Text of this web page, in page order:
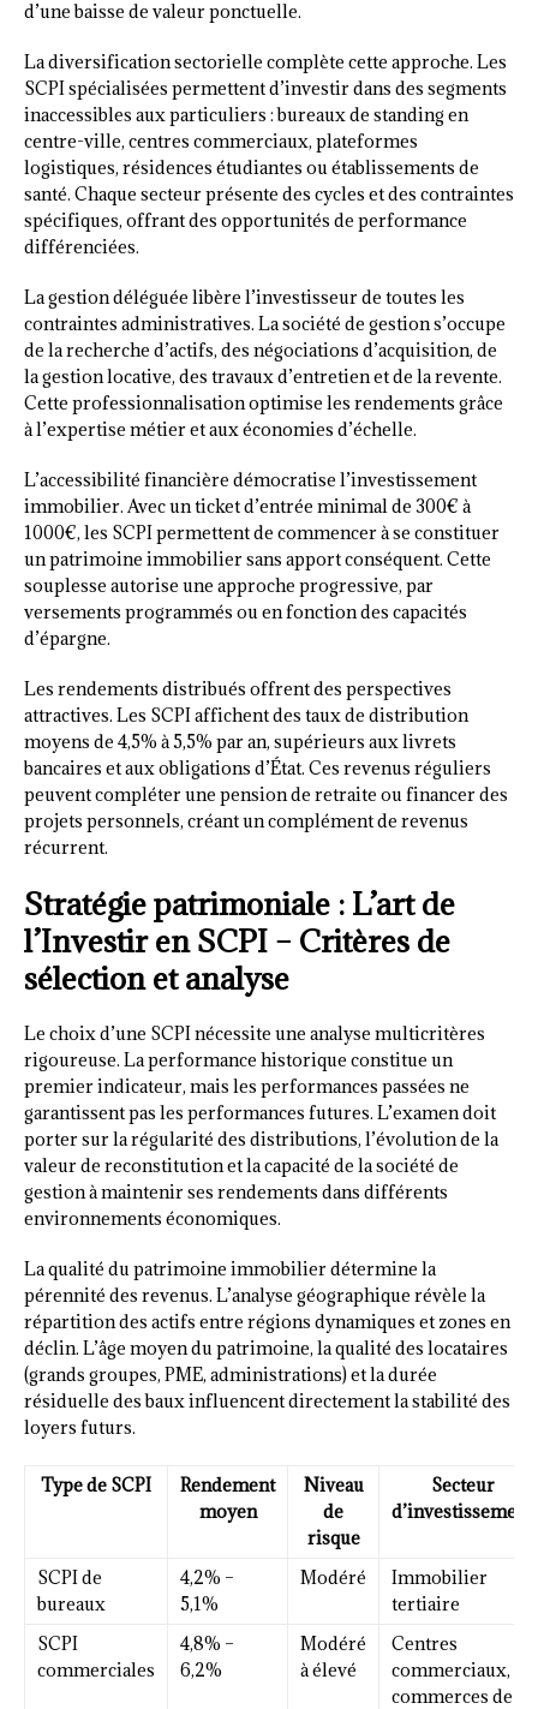
d’une baisse de valeur ponctuelle.
La diversification sectorielle complète cette approche. Les
SCPI spécialisées permettent d’investir dans des segments
inaccessibles aux particuliers : bureaux de standing en
centre-ville, centres commerciaux, plateformes
logistiques, résidences étudiantes ou établissements de
santé. Chaque secteur présente des cycles et des contraintes
spécifiques, offrant des opportunités de performance
différenciées.
La gestion déléguée libère l’investisseur de toutes les
contraintes administratives. La société de gestion s’occupe
de la recherche d’actifs, des négociations d’acquisition, de
la gestion locative, des travaux d’entretien et de la revente.
Cette professionnalisation optimise les rendements grâce
à l’expertise métier et aux économies d’échelle.
L’accessibilité financière démocratise l’investissement
immobilier. Avec un ticket d’entrée minimal de 300€ à
1000€, les SCPI permettent de commencer à se constituer
un patrimoine immobilier sans apport conséquent. Cette
souplesse autorise une approche progressive, par
versements programmés ou en fonction des capacités
d’épargne.
Les rendements distribués offrent des perspectives
attractives. Les SCPI affichent des taux de distribution
moyens de 4,5% à 5,5% par an, supérieurs aux livrets
bancaires et aux obligations d’État. Ces revenus réguliers
peuvent compléter une pension de retraite ou financer des
projets personnels, créant un complément de revenus
récurrent.
Stratégie patrimoniale : L’art de
l’Investir en SCPI – Critères de
sélection et analyse
Le choix d’une SCPI nécessite une analyse multicritères
rigoureuse. La performance historique constitue un
premier indicateur, mais les performances passées ne
garantissent pas les performances futures. L’examen doit
porter sur la régularité des distributions, l’évolution de la
valeur de reconstitution et la capacité de la société de
gestion à maintenir ses rendements dans différents
environnements économiques.
La qualité du patrimoine immobilier détermine la
pérennité des revenus. L’analyse géographique révèle la
répartition des actifs entre régions dynamiques et zones en
déclin. L’âge moyen du patrimoine, la qualité des locataires
(grands groupes, PME, administrations) et la durée
résiduelle des baux influencent directement la stabilité des
loyers futurs.
Type de SCPI
Rendement
moyen
Niveau
de
risque
Secteur
d’investissement
SCPI de
bureaux
4,2% –
5,1%
Modéré
Immobilier
tertiaire
SCPI
commerciales
4,8% –
6,2%
Modéré
à élevé
Centres
commerciaux,
commerces de